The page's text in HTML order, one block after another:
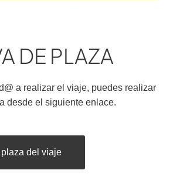
DE PLAZA
a realizar el viaje, puedes realizar
desde el siguiente enlace.
del viaje